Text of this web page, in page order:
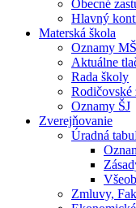
Obecné
Hlavný
Materská škola
Oznamy MŠ
Aktuálne
Rada školy
Rodičovské
Oznamy ŠJ
Zverejňovanie
Úradná
Zmluvy,